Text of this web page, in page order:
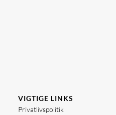
VIGTIGE LINKS
Privatlivspolitik